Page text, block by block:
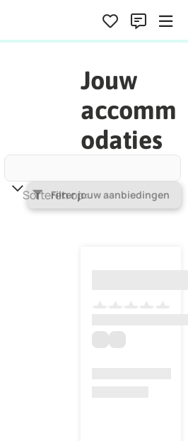
Jouw
accomm
odaties
Filter jouw aanbiedingen
Sorteren op Populariteit